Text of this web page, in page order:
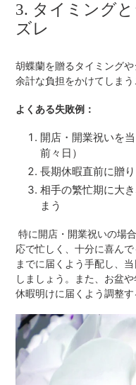
3. タイミング
ズレ
胡蝶蘭を贈るタイミング
余計な負担をかけてしまう
よくある失敗例：
開店・開業祝いを
前々日）
長期休暇直前に贈
相手の繁忙期に大
まう
特に開店・開業祝いの場
応で忙しく、十分に喜ん
までに届くよう手配し、
しましょう。また、お盆
休暇明けに届くよう調整す